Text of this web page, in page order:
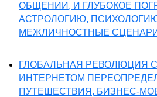
ОБЩЕНИИ, И ГЛУБОКОЕ
АСТРОЛОГИЮ,
МЕЖЛИЧНОСТНЫЕ
ГЛОБАЛЬНАЯ РЕВОЛЮЦИЯ
ИНТЕРНЕТОМ
ПУТЕШЕСТВИЯ, БИЗНЕС-